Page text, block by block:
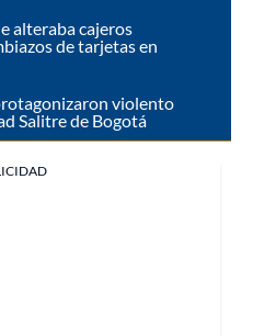
alteraba cajeros
de tarjetas en
violento
Salitre de Bogotá